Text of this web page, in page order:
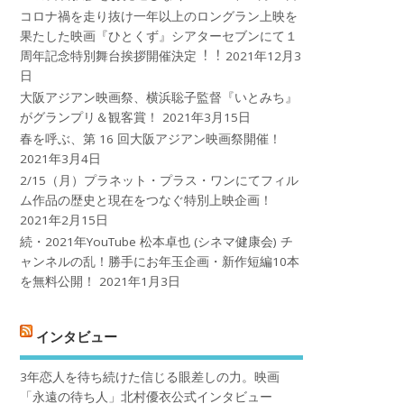
コロナ禍を⾛り抜け⼀年以上のロングラン上映を
果たした映画『ひとくず』シアターセブンにて１
周年記念特別舞台挨拶開催決定︕︕ 2021年12月3
日
大阪アジアン映画祭、横浜聡子監督『いとみち』
がグランプリ＆観客賞！
2021年3月15日
春を呼ぶ、第 16 回大阪アジアン映画祭開催！
2021年3月4日
2/15（月）プラネット・プラス・ワンにてフィル
ム作品の歴史と現在をつなぐ特別上映企画！
2021年2月15日
続・2021年YouTube 松本卓也 (シネマ健康会) チ
ャンネルの乱！勝手にお年玉企画・新作短編10本
を無料公開！
2021年1月3日
インタビュー
3年恋人を待ち続けた信じる眼差しの力。映画
「永遠の待ち人」北村優衣公式インタビュー